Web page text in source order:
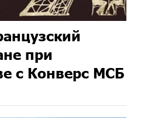
при
с Конверс МСБ